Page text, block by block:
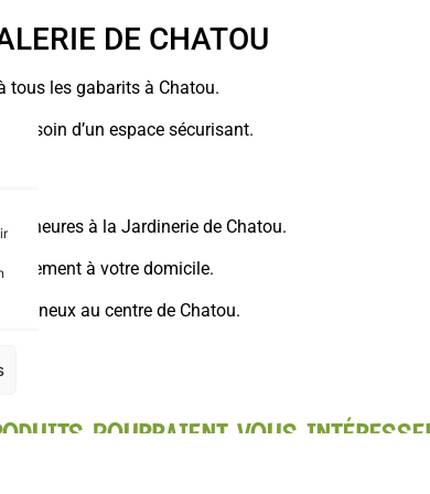
DE CHATOU
tous les gabarits à Chatou.
besoin d’un espace sécurisant.
2 heures à la Jardinerie de Chatou.
à votre domicile.
au centre de Chatou.
POURRAIENT VOUS